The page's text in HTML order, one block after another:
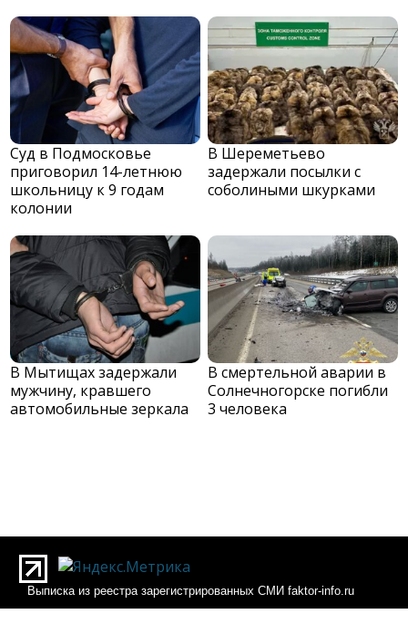
Суд в Подмосковье
приговорил 14-летнюю
школьницу к 9 годам
колонии
В Шереметьево
задержали посылки с
соболиными шкурками
В Мытищах задержали
мужчину, кравшего
автомобильные зеркала
В смертельной аварии в
Солнечногорске погибли
3 человека
Выписка из реестра зарегистрированных СМИ faktor-info.ru